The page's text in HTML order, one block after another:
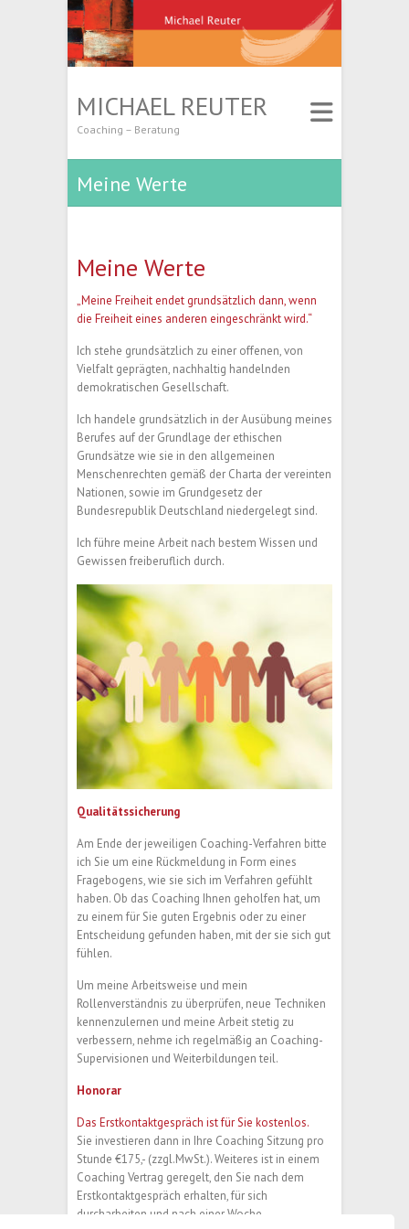
MICHAEL REUTER
Coaching – Beratung
Meine Werte
Meine Werte
„Meine Freiheit endet grundsätzlich dann, wenn
die Freiheit eines anderen eingeschränkt wird.“
Ich stehe grundsätzlich zu einer offenen, von
Vielfalt geprägten, nachhaltig handelnden
demokratischen Gesellschaft.
Ich handele grundsätzlich in der Ausübung meines
Berufes auf der Grundlage der ethischen
Grundsätze wie sie in den allgemeinen
Menschenrechten gemäß der Charta der vereinten
Nationen, sowie im Grundgesetz der
Bundesrepublik Deutschland niedergelegt sind.
Ich führe meine Arbeit nach bestem Wissen und
Gewissen freiberuflich durch.
Qualitätssicherung
Am Ende der jeweiligen Coaching-Verfahren bitte
ich Sie um eine Rückmeldung in Form eines
Fragebogens, wie sie sich im Verfahren gefühlt
haben. Ob das Coaching Ihnen geholfen hat, um
zu einem für Sie guten Ergebnis oder zu einer
Entscheidung gefunden haben, mit der sie sich gut
fühlen.
Um meine Arbeitsweise und mein
Rollenverständnis zu überprüfen, neue Techniken
kennenzulernen und meine Arbeit stetig zu
verbessern, nehme ich regelmäßig an Coaching-
Supervisionen und Weiterbildungen teil.
Honorar
Das Erstkontaktgespräch ist für Sie kostenlos.
Sie investieren dann in Ihre Coaching Sitzung pro
Stunde €175,- (zzgl.MwSt.). Weiteres ist in einem
Coaching Vertrag geregelt, den Sie nach dem
Erstkontaktgespräch erhalten, für sich
durcharbeiten und nach einer Woche